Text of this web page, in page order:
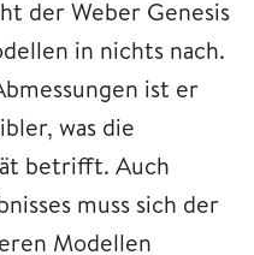
der Weber Genesis
in nichts nach.
ist er
was die
betrifft. Auch
muss sich der
Modellen